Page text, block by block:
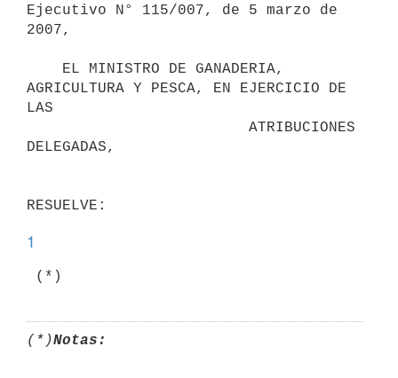
Ejecutivo N° 115/007, de 5 marzo de
2007,
AGRICULTURA Y PESCA, EN EJERCICIO DE
LAS
DELEGADAS,
1
(*)
(*)Notas: